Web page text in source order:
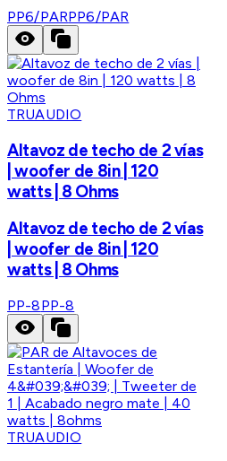
PP6/PARPP6/PAR
TRUAUDIO
Altavoz de techo de 2 vías
| woofer de 8in | 120
watts | 8 Ohms
Altavoz de techo de 2 vías
| woofer de 8in | 120
watts | 8 Ohms
PP-8PP-8
TRUAUDIO